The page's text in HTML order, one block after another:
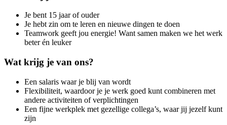
Je bent 15 jaar of ouder
Je hebt zin om te leren en nieuwe dingen te doen
Teamwork geeft jou energie! Want samen maken we het werk
beter én leuker
Wat krijg je van ons?
Een salaris waar je blij van wordt
Flexibiliteit, waardoor je je werk goed kunt combineren met
andere activiteiten of verplichtingen
Een fijne werkplek met gezellige collega’s, waar jij jezelf kunt
zijn